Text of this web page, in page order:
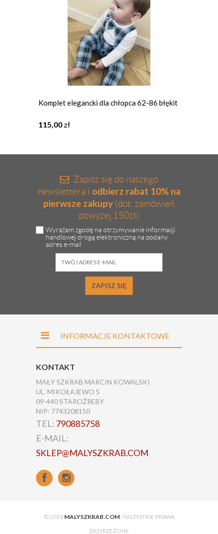
Komplet elegancki dla chłopca 62-86 błękit
115,00 zł
Zapisz się do naszego
newslettera i odbierz rabat 10% na
pierwsze zakupy (dot. zamówień
powyżej 150zł)
Wyrażam zgodę na otrzymywanie informacji
handlowej drogą elektroniczną na podany
adres e-mail
ZAPISZ SIĘ
INFORMACJE KONTAKTOWE
KONTAKT
MAŁY SZKRAB MARCIN KOWALSKI
UL. MIKOŁAJEWO 5
09-440 STAROŹREBY
NIP: 7743208150
TEL: 790885758
E-MAIL:
SKLEP@MALYSZKRAB.COM
© 2026 MALYSZKRAB.COM/ WSZYSTKIE PRAWA
ZASTRZEŻONE